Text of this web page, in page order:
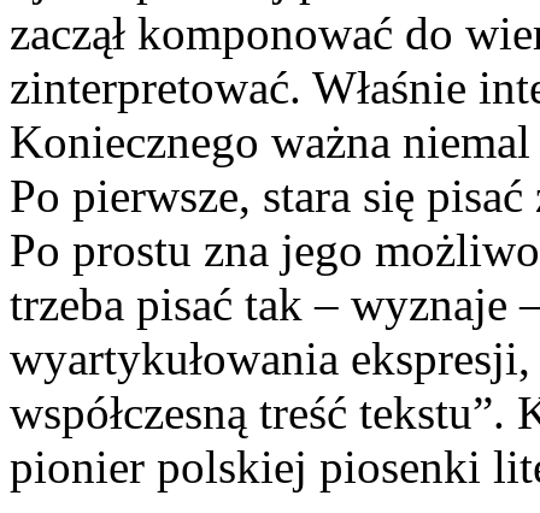
zaczął komponować do
zinterpretować. Właśnie
Koniecznego ważna
Po pierwsze, stara się
Po prostu zna jego
trzeba pisać tak – wyznaje
wyartykułowania
współczesną treść
pionier polskiej piosenki